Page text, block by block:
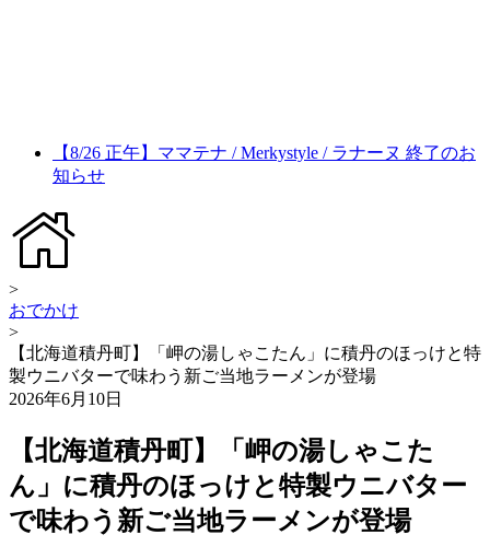
【8/26 正午】ママテナ / Merkystyle / ラナーヌ 終了のお
知らせ
>
おでかけ
>
【北海道積丹町】「岬の湯しゃこたん」に積丹のほっけと特
製ウニバターで味わう新ご当地ラーメンが登場
2026年6月10日
【北海道積丹町】「岬の湯しゃこた
ん」に積丹のほっけと特製ウニバター
で味わう新ご当地ラーメンが登場